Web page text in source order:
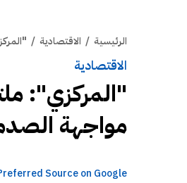
الرئيسية / الاقتصادية /
الاقتصادية
"المركزي":
مواجهة
Source on Google